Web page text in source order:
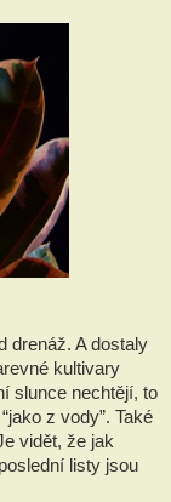
drenáž. A dostaly
kultivary
slunce nechtějí, to
z vody”. Také
vidět, že jak
listy jsou